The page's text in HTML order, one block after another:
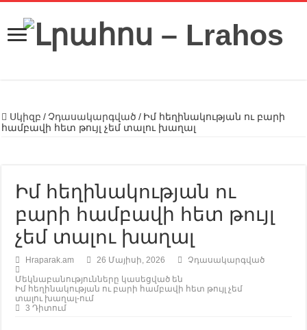
Սկիզբ / Չդասակարգված / Իմ հեղինակության ու բարի
համբավի հետ թույլ չեմ տալու խաղալ
Իմ հեղինակության ու
բարի համբավի հետ թույլ
չեմ տալու խաղալ
Hraparak.am 26 Մայիսի, 2026
Չդասակարգված
Մեկնաբանությունները կասեցված են
Իմ հեղինակության ու բարի համբավի հետ թույլ չեմ
տալու խաղալ-ում
3 Դիտում